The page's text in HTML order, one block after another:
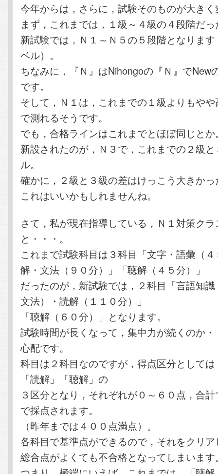
移
動
動
今年からは，さらに，試験そのものが大き
まず，これまでは，１級～４級の４段階だ
新試験では，Ｎ１～Ｎ５の５段階となりま
ベル）。
ちなみに，『Ｎ』はNihongoの『Ｎ』でNew
です。
そして，Ｎ１は，これまでの１級よりもや
で測れるそうです。
でも，合格ラインはこれまでとほぼ同じと
新設されたのが，Ｎ３で，これまでの２級
ル。
確かに，２級と３級の差はけっこう大きか
これはいいかもしれませんね。
さて，私が現在指導している，Ｎ１対策ク
と・・・。
これまで試験科目は３科目「文字・語彙（
解・文法（９０分）」「聴解（４５分）」
だったのが，新試験では，２科目「言語知
文法）・読解（１１０分）」
「聴解（６０分）」となります。
試験時間が長くなって，集中力が続くのか
心配です。
科目は２科目なのですが，得点区分として
「読解」「聴解」の
３区分となり，それぞれが０～６０点，合
で採点されます。
（昨年までは４００点満点）。
各科目で基準点ができるので，それをクリ
総合点がよくても不合格となってしまいます